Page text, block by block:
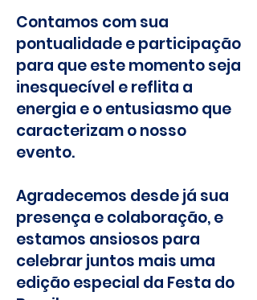
Contamos com sua
pontualidade e participação
para que este momento seja
inesquecível e reflita a
energia e o entusiasmo que
caracterizam o nosso
evento.
Agradecemos desde já sua
presença e colaboração, e
estamos ansiosos para
celebrar juntos mais uma
edição especial da Festa do